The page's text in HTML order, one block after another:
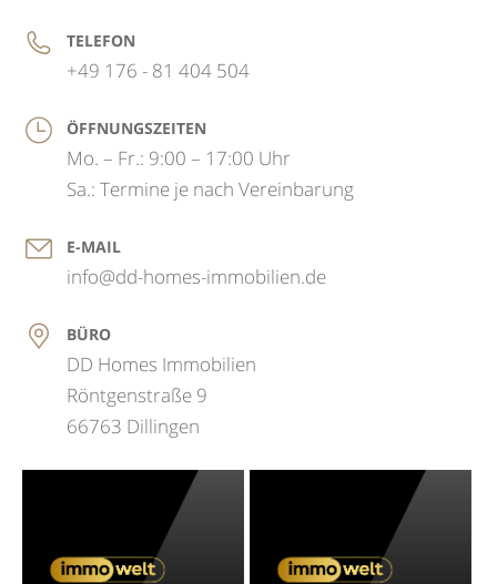
TELEFON
+49 176 - 81 404 504
ÖFFNUNGSZEITEN
Mo. – Fr.: 9:00 – 17:00 Uhr
Sa.: Termine je nach Vereinbarung
E-MAIL
info@dd-homes-immobilien.de
BÜRO
DD Homes Immobilien
Röntgenstraße 9
66763 Dillingen